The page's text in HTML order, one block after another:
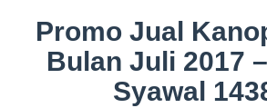
Promo Jual
Bulan Juli 2017
Syawal